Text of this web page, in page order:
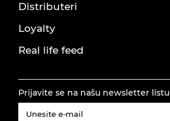
Distributeri
Loyalty
Real life feed
Prijavite se na našu newsletter listu